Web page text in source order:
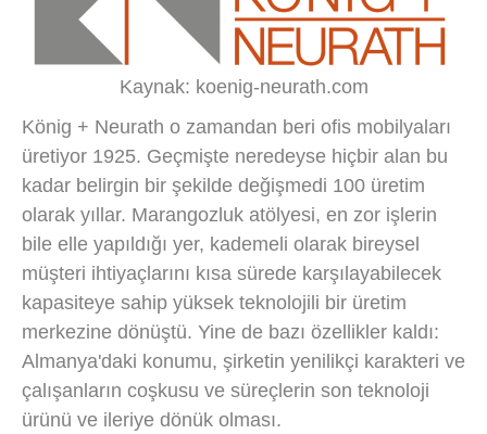
Kaynak: koenig-neurath.com
König + Neurath o zamandan beri ofis mobilyaları
üretiyor 1925. Geçmişte neredeyse hiçbir alan bu
kadar belirgin bir şekilde değişmedi 100 üretim
olarak yıllar. Marangozluk atölyesi, en zor işlerin
bile elle yapıldığı yer, kademeli olarak bireysel
müşteri ihtiyaçlarını kısa sürede karşılayabilecek
kapasiteye sahip yüksek teknolojili bir üretim
merkezine dönüştü. Yine de bazı özellikler kaldı:
Almanya'daki konumu, şirketin yenilikçi karakteri ve
çalışanların coşkusu ve süreçlerin son teknoloji
ürünü ve ileriye dönük olması.